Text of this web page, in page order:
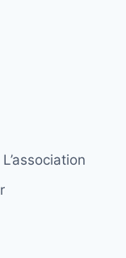
L’association